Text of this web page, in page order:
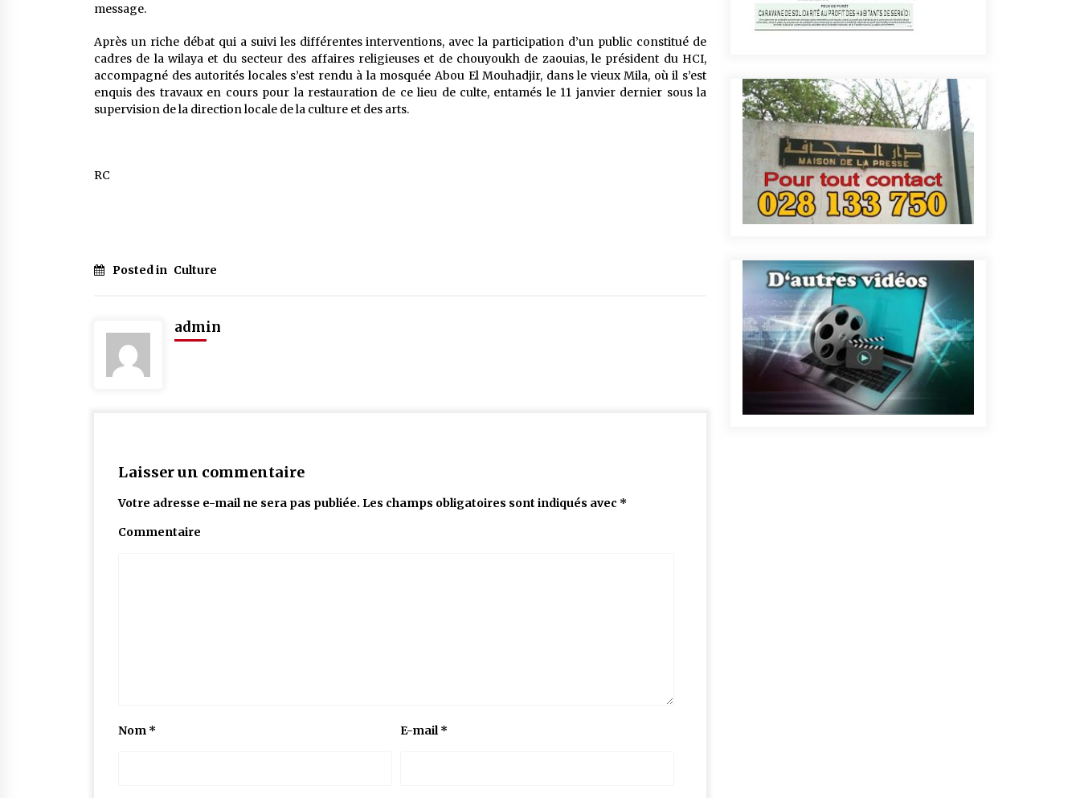
message.
Après un riche débat qui a suivi les différentes interventions, avec la participation d’un public constitué de
cadres de la wilaya et du secteur des affaires religieuses et de chouyoukh de zaouias, le président du HCI,
accompagné des autorités locales s’est rendu à la mosquée Abou El Mouhadjir, dans le vieux Mila, où il s’est
enquis des travaux en cours pour la restauration de ce lieu de culte, entamés le 11 janvier dernier sous la
supervision de la direction locale de la culture et des arts.
RC
Posted in Culture
admin
Laisser un commentaire
Votre adresse e-mail ne sera pas publiée. Les champs obligatoires sont indiqués avec *
Commentaire
Nom * E-mail*